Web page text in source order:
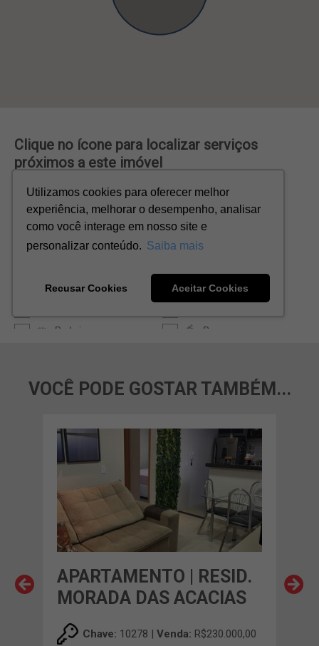
VOCÊ PODE GOSTAR TAMBÉM...
APARTAMENTO | RESID.
MORADA DAS ACACIAS
Chave: 10278 | Venda: R$230.000,00